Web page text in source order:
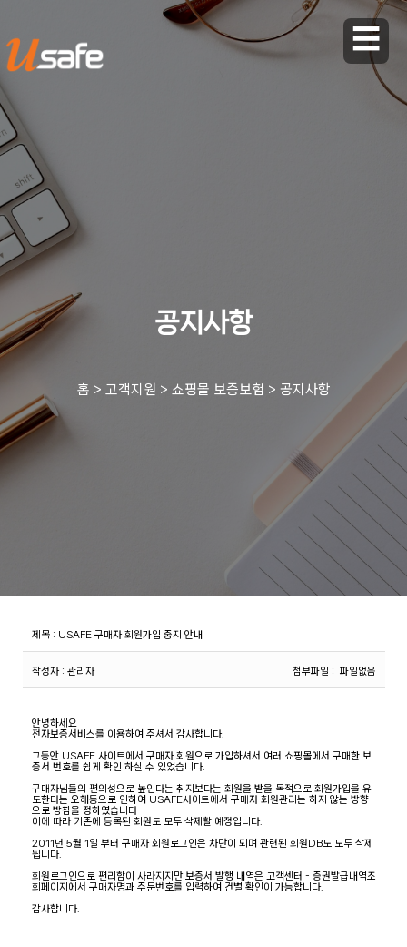
공지사항
홈 > 고객지원 > 쇼핑몰 보증보험 > 공지사항
☰
제목: USAFE 구매자 회원가입 중지 안내
작성자: 관리자 첨부파일 : 파일없음
안녕하세요
전자보증서비스를 이용하여 주셔서 감사합니다.
그동안 USAFE 사이트에서 구매자 회원으로 가입하셔서 여러 쇼핑몰에서 구매한 보
증서 번호를 쉽게 확인 하실 수 있었습니다.
구매자님들의 편의성으로 높인다는 취지보다는 회원을 받을 목적으로 회원가입을 유
도한다는 오해등으로 인하여 USAFE사이트에서 구매자 회원관리는 하지 않는 방향
으로 방침을 정하였습니다
이에 따라 기존에 등록된 회원도 모두 삭제할 예정입니다.
2011년 5월 1일 부터 구매자 회원로그인은 차단이 되며 관련된 회원DB도 모두 삭제
됩니다.
회원로그인으로 편리함이 사라지지만 보증서 발행 내역은 고객센터 - 증권발급내역조
회페이지에서 구매자명과 주문번호를 입력하여 건별 확인이 가능합니다.
감사합니다.